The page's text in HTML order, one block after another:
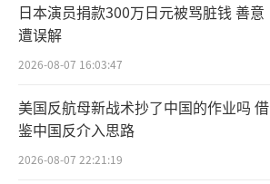
日本演员捐款300万日元被骂脏钱 善意
遭误解
2026-08-07 16:03:47
美国反航母新战术抄了中国的作业吗 借
鉴中国反介入思路
2026-08-07 22:21:19